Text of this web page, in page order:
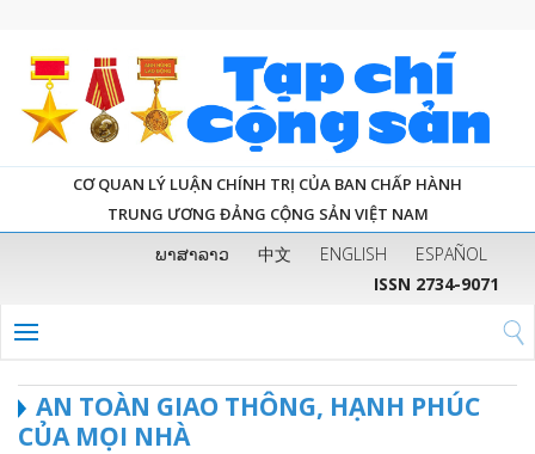
CƠ QUAN LÝ LUẬN CHÍNH TRỊ CỦA BAN CHẤP HÀNH
TRUNG ƯƠNG ĐẢNG CỘNG SẢN VIỆT NAM
ພາສາລາວ 中文 ENGLISH
ESPAÑOL
ISSN 2734-9071
AN TOÀN GIAO THÔNG, HẠNH PHÚC
CỦA MỌI NHÀ